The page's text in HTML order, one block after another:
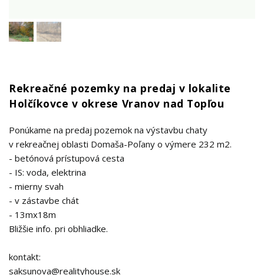
Rekreačné pozemky na predaj v lokalite
Holčíkovce v okrese Vranov nad Topľou
Ponúkame na predaj pozemok na výstavbu chaty
v rekreačnej oblasti Domaša-Poľany o výmere 232 m2.
- betónová prístupová cesta
- IS: voda, elektrina
- mierny svah
- v zástavbe chát
- 13mx18m
Bližšie info. pri obhliadke.
kontakt:
saksunova@realityhouse.sk